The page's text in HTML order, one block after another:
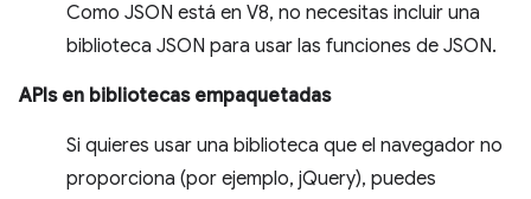
Como JSON está en V8, no necesitas incluir una
biblioteca JSON para usar las funciones de JSON.
APIs en bibliotecas empaquetadas
Si quieres usar una biblioteca que el navegador no
proporciona (por ejemplo, jQuery), puedes